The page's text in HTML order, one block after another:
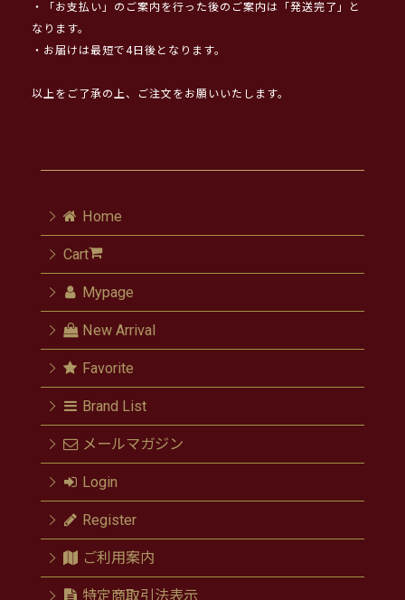
・「お支払い」のご案内を行った後のご案内は「発送完了」と
なります。
・お届けは最短で4日後となります。
以上をご了承の上、ご注文をお願いいたします。
Home
Cart
Mypage
New Arrival
Favorite
Brand List
メールマガジン
Login
Register
ご利用案内
特定商取引法表示